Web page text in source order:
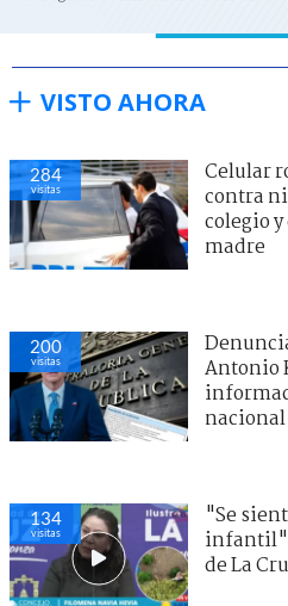
VISTO AHORA
284
visitas
Celular
contra
colegio
madre
200
visitas
Antonio
nacional
134
visitas
"Se
infantil":
de La